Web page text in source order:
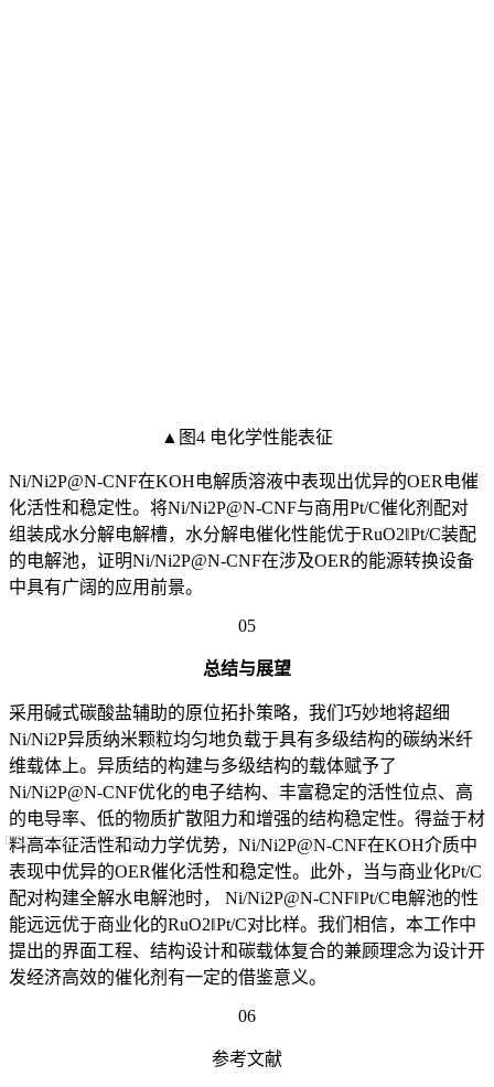
▲图4 电化学性能表征
Ni/Ni2P@N-CNF在KOH电解质溶液中表现出优异的OER电催
化活性和稳定性。将Ni/Ni2P@N-CNF与商用Pt/C催化剂配对
组装成水分解电解槽，水分解电催化性能优于RuO2‖Pt/C装配
的电解池，证明Ni/Ni2P@N-CNF在涉及OER的能源转换设备
中具有广阔的应用前景。
05
总结与展望
采用碱式碳酸盐辅助的原位拓扑策略，我们巧妙地将超细
Ni/Ni2P异质纳米颗粒均匀地负载于具有多级结构的碳纳米纤
维载体上。异质结的构建与多级结构的载体赋予了
Ni/Ni2P@N-CNF优化的电子结构、丰富稳定的活性位点、高
的电导率、低的物质扩散阻力和增强的结构稳定性。得益于材
料高本征活性和动力学优势，Ni/Ni2P@N-CNF在KOH介质中
表现中优异的OER催化活性和稳定性。此外，当与商业化Pt/C
配对构建全解水电解池时， Ni/Ni2P@N-CNF‖Pt/C电解池的性
能远远优于商业化的RuO2‖Pt/C对比样。我们相信，本工作中
提出的界面工程、结构设计和碳载体复合的兼顾理念为设计开
发经济高效的催化剂有一定的借鉴意义。
06
参考文献